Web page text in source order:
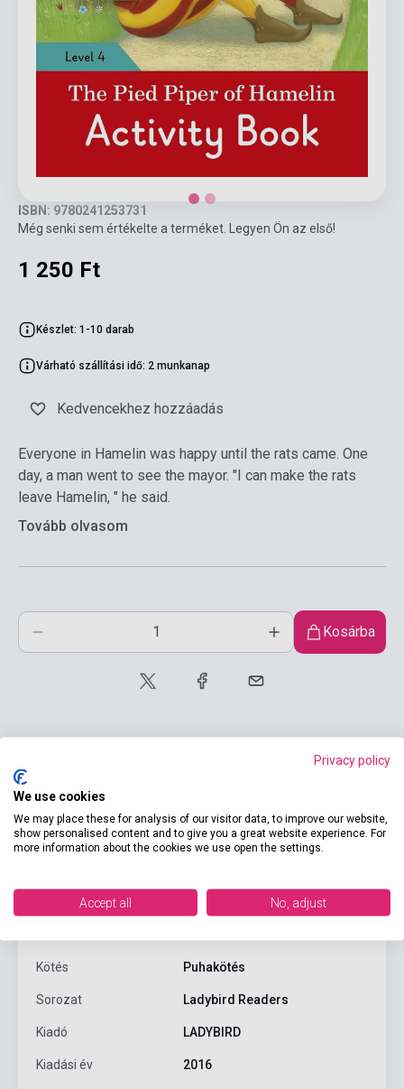
ISBN: 9780241253731
Még senki sem értékelte a terméket. Legyen Ön az első!
1 250 Ft
Készlet: 1-10 darab
Várható szállítási idő: 2 munkanap
Kedvencekhez hozzáadás
Everyone in Hamelin was happy until the rats came. One
day, a man went to see the mayor. "I can make the rats
leave Hamelin, " he said.
Tovább olvasom
Kosárba
Termékjellemzők
Kötés Puhakötés
Sorozat Ladybird Readers
Kiadó LADYBIRD
Kiadási év 2016
Privacy policy
We use cookies
We may place these for analysis of our visitor data, to improve our website,
show personalised content and to give you a great website experience. For
more information about the cookies we use open the settings.
Accept all No, adjust